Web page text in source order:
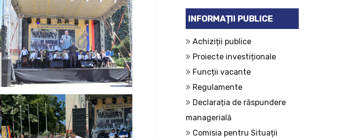
INFORMAȚII PUBLICE
Achiziții publice
Proiecte investiționale
Funcții vacante
Regulamente
Declarația de răspundere
managerială
Comisia pentru Situații